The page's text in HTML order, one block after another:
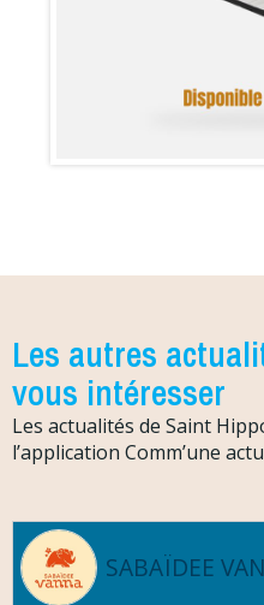
Les autres
vous intéresser
Les actualités de Saint
l’application Comm’une
SABAÏDEE